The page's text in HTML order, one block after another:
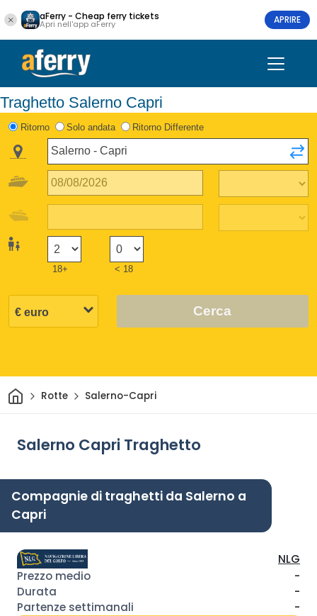
aFerry - Cheap ferry tickets
Apri nell'app aFerry APRIRE
Traghetto Salerno Capri
Ritorno Solo andata Ritorno Differente
18+ < 18
Cerca
CasaRotte Salerno-Capri
Salerno Capri Traghetto
Compagnie di traghetti da Salerno a
Capri
NLG
-
-
-